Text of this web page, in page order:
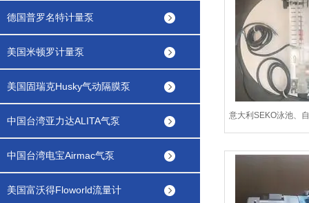
德国普罗名特计量泵
美国米顿罗计量泵
美国固瑞克Husky气动隔膜泵
中国台湾亚力达ALITA气泵
中国台湾电宝Airmac气泵
美国富沃得Floworld流量计
意大利SEKO泳池、
电极